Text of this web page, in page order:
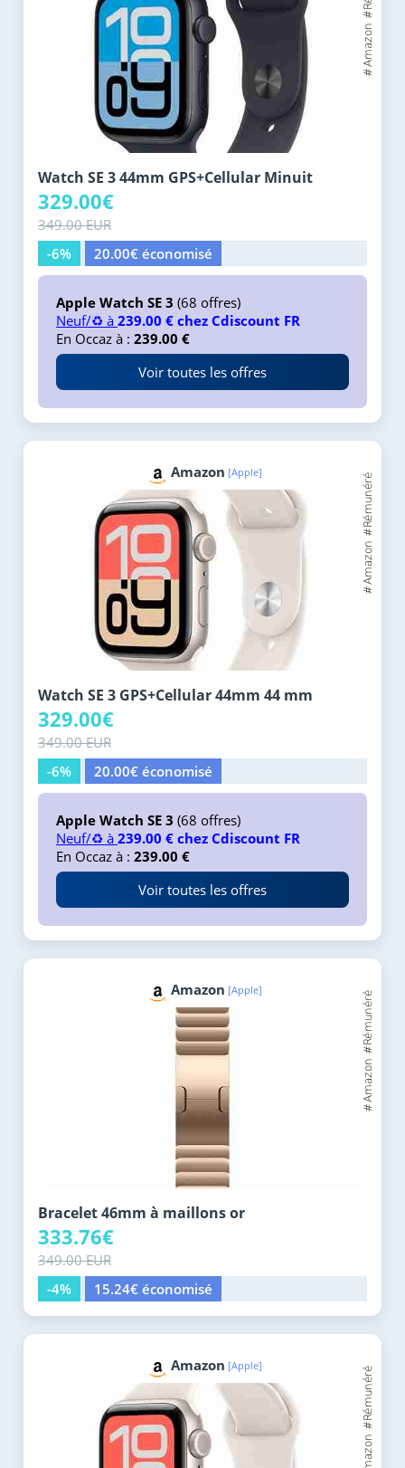
Watch SE 3 44mm GPS+Cellular Minuit
329.00€
349.00 EUR
-6%
20.00€ économisé
Apple Watch SE 3 (68 offres)
Neuf/♻️ à 239.00 € chez Cdiscount FR
En Occaz à : 239.00 €
Voir toutes les offres
Amazon [Apple]
Watch SE 3 GPS+Cellular 44mm 44 mm
329.00€
349.00 EUR
-6%
20.00€ économisé
Apple Watch SE 3 (68 offres)
Neuf/♻️ à 239.00 € chez Cdiscount FR
En Occaz à : 239.00 €
Voir toutes les offres
Amazon [Apple]
Bracelet 46mm à maillons or
333.76€
349.00 EUR
-4%
15.24€ économisé
Amazon [Apple]